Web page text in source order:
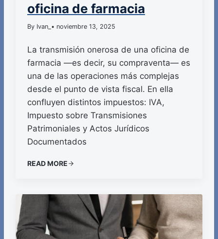
oficina de farmacia
By Ivan_ • noviembre 13, 2025
La transmisión onerosa de una oficina de
farmacia —es decir, su compraventa— es
una de las operaciones más complejas
desde el punto de vista fiscal. En ella
confluyen distintos impuestos: IVA,
Impuesto sobre Transmisiones
Patrimoniales y Actos Jurídicos
Documentados
READ MORE